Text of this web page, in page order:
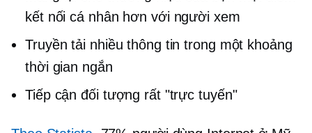
kết nối cá nhân hơn với người xem
Truyền tải nhiều thông tin trong một khoảng
thời gian ngắn
Tiếp cận đối tượng rất "trực tuyến"